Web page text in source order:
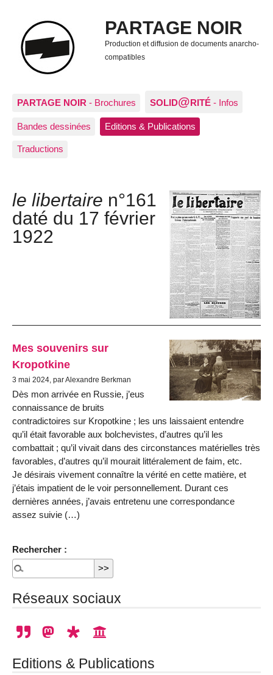
PARTAGE NOIR
Production et diffusion de documents anarcho-
compatibles
PARTAGE NOIR - Brochures SOLID@RITÉ - Infos
Bandes dessinées Editions & Publications
Traductions
le libertaire n°161
daté du 17 février
1922
Mes souvenirs sur
Kropotkine
3 mai 2024, par Alexandre Berkman
Dès mon arrivée en Russie, j’eus
connaissance de bruits
contradictoires sur Kropotkine ; les uns laissaient entendre
qu’il était favorable aux bolchevistes, d’autres qu’il les
combattait ; qu’il vivait dans des circonstances matérielles très
favorables, d’autres qu’il mourait littéralement de faim, etc.
Je désirais vivement connaître la vérité en cette matière, et
j’étais impatient de le voir personnellement. Durant ces
dernières années, j’avais entretenu une correspondance
assez suivie (…)
Rechercher :
Réseaux sociaux
Editions & Publications